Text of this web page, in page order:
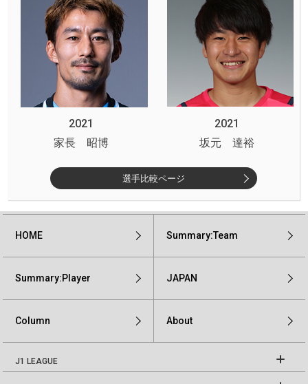
2021
2021
家長 昭博
坂元 達裕
選手比較ページ
HOME Summary:Team
Summary:Player JAPAN
Column About
J1 LEAGUE